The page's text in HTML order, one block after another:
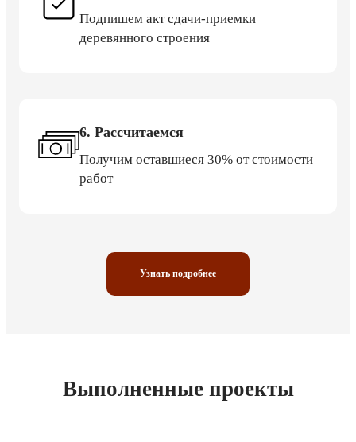
Подпишем акт сдачи-приемки
деревянного строения
6. Рассчитаемся
Получим оставшиеся 30% от стоимости
работ
Узнать подробнее
Выполненные проекты